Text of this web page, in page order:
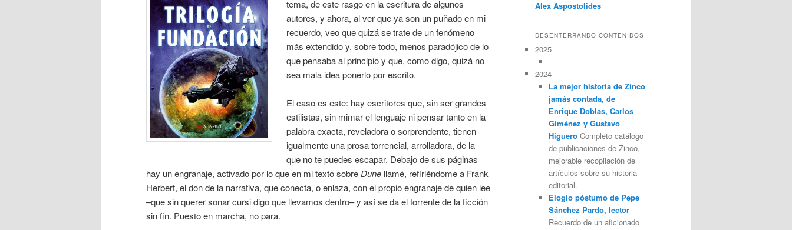
tema, de este rasgo en la escritura de algunos
autores, y ahora, al ver que ya son un puñado en mi
recuerdo, veo que quizá se trate de un fenómeno
más extendido y, sobre todo, menos paradójico de lo
que pensaba al principio y que, como digo, quizá no
sea mala idea ponerlo por escrito.
El caso es este: hay escritores que, sin ser grandes
estilistas, sin mimar el lenguaje ni pensar tanto en la
palabra exacta, reveladora o sorprendente, tienen
igualmente una prosa torrencial, arrolladora, de la
que no te puedes escapar. Debajo de sus páginas
hay un engranaje, activado por lo que en mi texto sobreDune llamé, refiriéndome a Frank
Herbert, el don de la narrativa, que conecta, o enlaza, con el propio engranaje de quien lee
–que sin querer sonar cursi digo que llevamos dentro– y así se da el torrente de la ficción
sin fin. Puesto en marcha, no para.
Alex Aspostolides
DESENTERRANDO CONTENIDOS
2025
2024
La mejor historia de Zinco
jamás contada, de
Enrique Doblas, Carlos
Giménez y Gustavo
HigueroCompleto catálogo
de publicaciones de Zinco,
mejorable recopilación de
artículos sobre su historia
editorial.
Elogio póstumo de Pepe
Sánchez Pardo, lector
Recuerdo de un aficionado